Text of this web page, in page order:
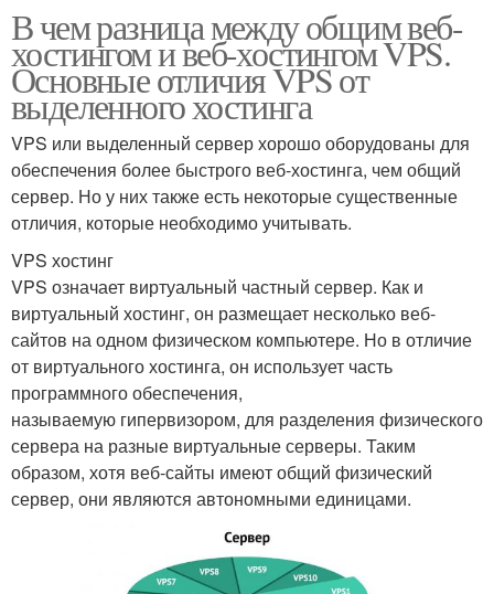
В чем разница между общим веб-
хостингом и веб-хостингом VPS.
Основные отличия VPS от
выделенного хостинга
VPS или выделенный сервер хорошо оборудованы для
обеспечения более быстрого веб-хостинга, чем общий
сервер. Но у них также есть некоторые существенные
отличия, которые необходимо учитывать.
VPS хостинг
VPS означает виртуальный частный сервер. Как и
виртуальный хостинг, он размещает несколько веб-
сайтов на одном физическом компьютере. Но в отличие
от виртуального хостинга, он использует часть
программного обеспечения,
называемую гипервизором, для разделения физического
сервера на разные виртуальные серверы. Таким
образом, хотя веб-сайты имеют общий физический
сервер, они являются автономными единицами.